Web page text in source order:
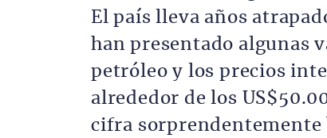
El país lleva años
han presentado algunas
petróleo y los precios
alrededor de los
cifra sorprendentemente